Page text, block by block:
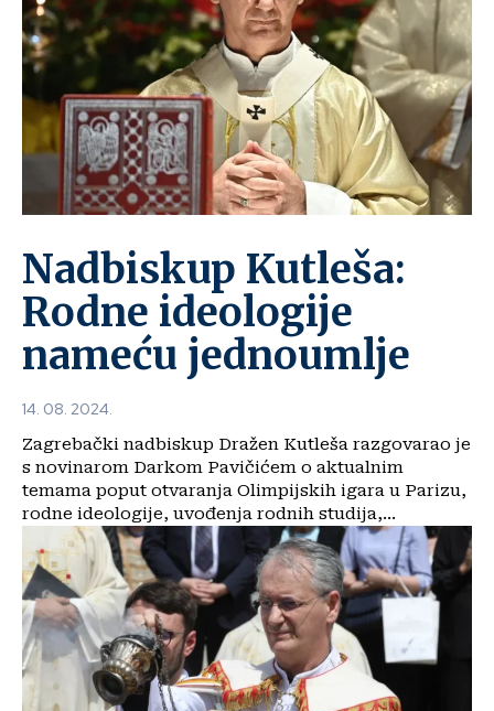
Nadbiskup Kutleša:
Rodne ideologije
nameću jednoumlje
14. 08. 2024.
Zagrebački nadbiskup Dražen Kutleša razgovarao je
s novinarom Darkom Pavičićem o aktualnim
temama poput otvaranja Olimpijskih igara u Parizu,
rodne ideologije, uvođenja rodnih studija,...